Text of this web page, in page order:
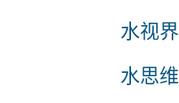
水视界
水思维